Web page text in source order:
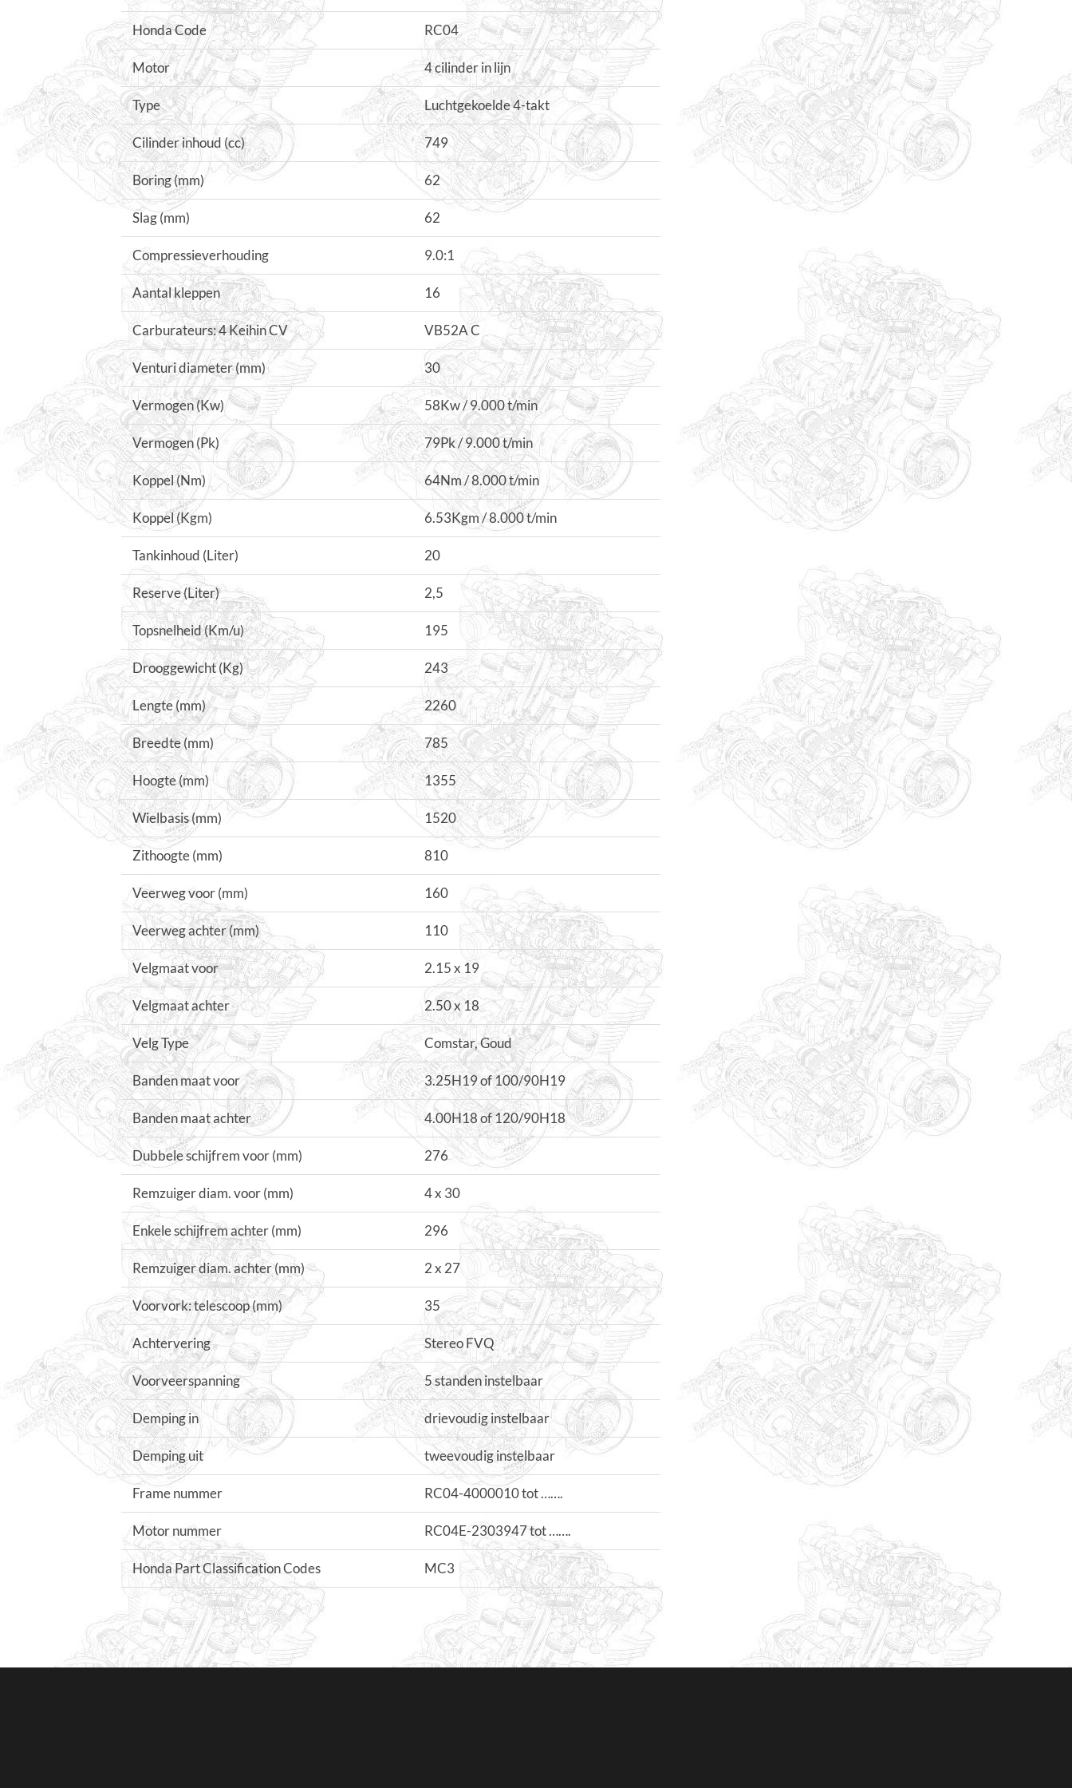
Honda Code RC04
Motor 4 cilinder in lijn
Type Luchtgekoelde 4-takt
Cilinder inhoud (cc) 749
Boring (mm) 62
Slag (mm) 62
Compressieverhouding 9.0:1
Aantal kleppen 16
Carburateurs: 4 Keihin CV VB52A C
Venturi diameter (mm) 30
Vermogen (Kw) 58Kw / 9.000 t/min
Vermogen (Pk) 79Pk / 9.000 t/min
Koppel (Nm) 64Nm / 8.000 t/min
Koppel (Kgm) 6.53Kgm / 8.000 t/min
Tankinhoud (Liter) 20
Reserve (Liter) 2,5
Topsnelheid (Km/u) 195
Drooggewicht (Kg) 243
Lengte (mm) 2260
Breedte (mm) 785
Hoogte (mm) 1355
Wielbasis (mm) 1520
Zithoogte (mm) 810
Veerweg voor (mm) 160
Veerweg achter (mm) 110
Velgmaat voor 2.15 x 19
Velgmaat achter 2.50 x 18
Velg Type Comstar, Goud
Banden maat voor 3.25H19 of 100/90H19
Banden maat achter 4.00H18 of 120/90H18
Dubbele schijfrem voor (mm) 276
Remzuiger diam. voor (mm) 4 x 30
Enkele schijfrem achter (mm) 296
Remzuiger diam. achter (mm) 2 x 27
Voorvork: telescoop (mm) 35
Achtervering Stereo FVQ
Voorveerspanning 5 standen instelbaar
Demping in drievoudig instelbaar
Demping uit tweevoudig instelbaar
Frame nummer RC04-4000010 tot …….
Motor nummer RC04E-2303947 tot …….
Honda Part Classification Codes MC3